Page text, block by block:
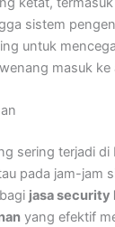
sistem
untuk
masuk ke
sering terjadi di
pada jam-jam
jasa security
yang efektif